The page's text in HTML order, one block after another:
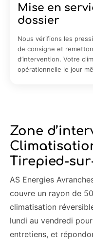
Mise en
dossier
Nous vérifions les
de consigne et
d’intervention. Votre
opérationnelle le jour
Zone
Tirepied-
AS Energies
couvre un rayon de
climatisation
lundi au vendredi
entretiens, et